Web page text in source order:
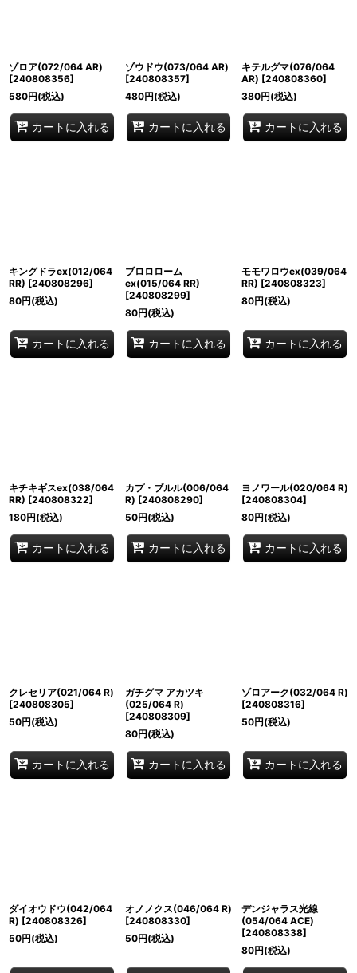
ゾロア(072/064 AR)
[240808356]
580円(税込)
カートに入れる
ゾウドウ(073/064 AR)
[240808357]
480円(税込)
カートに入れる
キテルグマ(076/064
AR) [240808360]
380円(税込)
カートに入れる
キングドラex(012/064
RR) [240808296]
80円(税込)
カートに入れる
ブロロローム
ex(015/064 RR)
[240808299]
80円(税込)
カートに入れる
モモワロウex(039/064
RR) [240808323]
80円(税込)
カートに入れる
キチキギスex(038/064
RR) [240808322]
180円(税込)
カートに入れる
カプ・ブルル(006/064
R) [240808290]
50円(税込)
カートに入れる
ヨノワール(020/064 R)
[240808304]
80円(税込)
カートに入れる
クレセリア(021/064 R)
[240808305]
50円(税込)
カートに入れる
ガチグマ アカツキ
(025/064 R)
[240808309]
80円(税込)
カートに入れる
ゾロアーク(032/064 R)
[240808316]
50円(税込)
カートに入れる
ダイオウドウ(042/064
R) [240808326]
50円(税込)
オノノクス(046/064 R)
[240808330]
50円(税込)
デンジャラス光線
(054/064 ACE)
[240808338]
80円(税込)